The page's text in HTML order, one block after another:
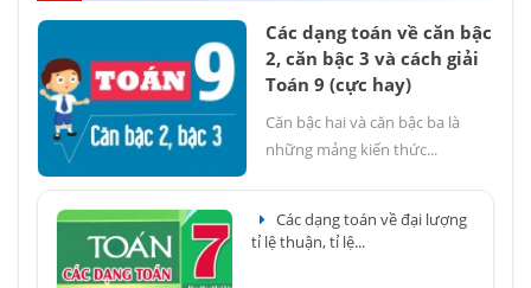
Các dạng toán về căn bậc
2, căn bậc 3 và cách giải
Toán 9 (cực hay)
Căn bậc hai và căn bậc ba là
những mảng kiến thức...
Các dạng toán về đại lượng
tỉ lệ thuận, tỉ lệ...